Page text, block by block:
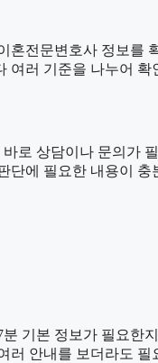
전문변호사 정보를
여러 기준을 나누어 확
로 상담이나 문의가
단에 필요한 내용이
기본 정보가 필요한
안내를 보더라도 필